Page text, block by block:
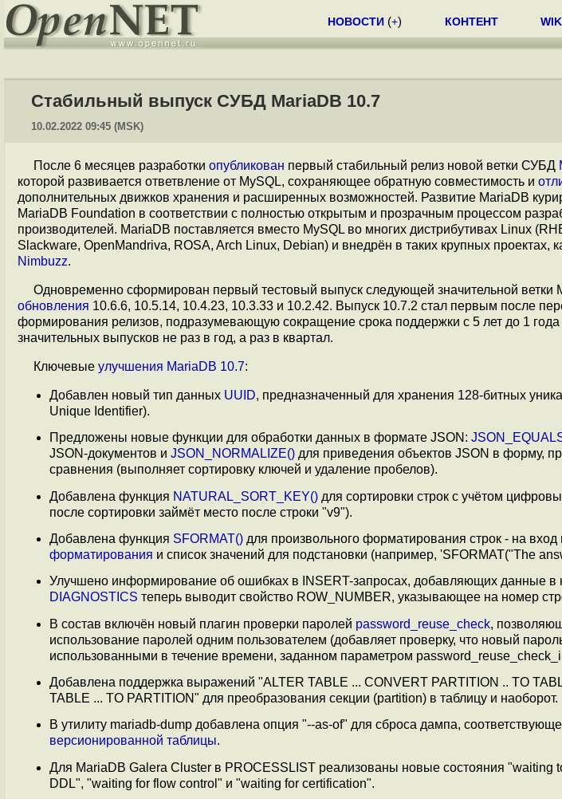
НОВОСТИ (+) КОНТЕНТ
Стабильный выпуск СУБД MariaDB 10.7
10.02.2022 09:45 (MSK)
После 6 месяцев разработки опубликован первый стабильный релиз новой ветки СУБД
которой развивается ответвление от MySQL, сохраняющее обратную совместимость и
дополнительных движков хранения и расширенных возможностей. Развитие MariaDB
MariaDB Foundation в соответствии с полностью открытым и прозрачным процессом
производителей. MariaDB поставляется вместо MySQL во многих дистрибутивах Linux
Slackware, OpenMandriva, ROSA, Arch Linux, Debian) и внедрён в таких крупных проектах,
Nimbuzz.
Одновременно сформирован первый тестовый выпуск следующей значительной ветки
обновления 10.6.6, 10.5.14, 10.4.23, 10.3.33 и 10.2.42. Выпуск 10.7.2 стал первым после
формирования релизов, подразумевающую сокращение срока поддержки с 5 лет до 1
значительных выпусков не раз в год, а раз в квартал.
Ключевые улучшения MariaDB 10.7:
Добавлен новый тип данных UUID, предназначенный для хранения 128-битных
Unique Identifier).
Предложены новые функции для обработки данных в формате JSON:
JSON-документов и JSON_NORMALIZE() для приведения объектов JSON в форму,
сравнения (выполняет сортировку ключей и удаление пробелов).
Добавлена функция NATURAL_SORT_KEY() для сортировки строк с учётом
после сортировки займёт место после строки "v9").
Добавлена функция SFORMAT() для произвольного форматирования строк - на вход
форматирования и список значений для подстановки (например, 'SFORMAT("The
Улучшено информирование об ошибках в INSERT-запросах, добавляющих данные в
DIAGNOSTICS теперь выводит свойство ROW_NUMBER, указывающее на номер
В состав включён новый плагин проверки паролей password_reuse_check,
использование паролей одним пользователем (добавляет проверку, что новый
использованными в течение времени, заданном параметром
Добавлена поддержка выражений "ALTER TABLE ... CONVERT PARTITION .. TO
TABLE ... TO PARTITION" для преобразования секции (partition) в таблицу и наоборот.
В утилиту mariadb-dump добавлена опция "--as-of" для сброса дампа,
версионированной таблицы.
Для MariaDB Galera Cluster в PROCESSLIST реализованы новые состояния "waiting
DDL", "waiting for flow control" и "waiting for certification".